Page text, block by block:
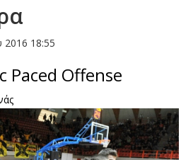
2016 18:55
Paced Offense